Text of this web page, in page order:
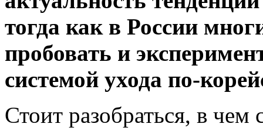
тогда как в России
пробовать и
системой ухода по-
Стоит разобраться, в